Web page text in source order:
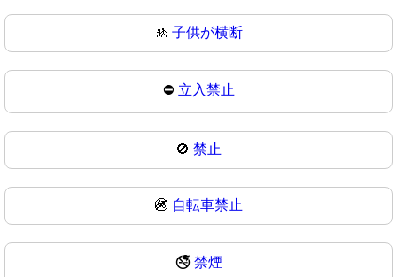
🚸 子供が横断
⛔ 立入禁止
🚫 禁止
🚳 自転車禁止
🚭 禁煙